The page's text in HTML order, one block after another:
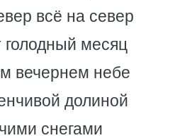
всё на север
голодный месяц
вечернем небе
долиной
снегами